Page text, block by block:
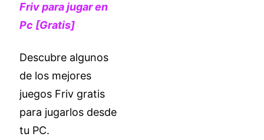
Friv para jugar en
Pc [Gratis]
Descubre algunos
de los mejores
juegos Friv gratis
para jugarlos desde
tu PC.